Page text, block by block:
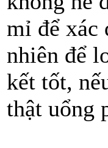
mỉ để xác
nhiên để
kết tốt,
thật uổng